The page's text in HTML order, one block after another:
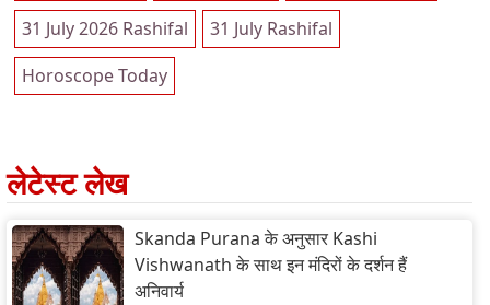
31 July 2026 Rashifal
31 July Rashifal
Horoscope Today
लेटेस्ट लेख
Skanda Purana के अनुसार Kashi
Vishwanath के साथ इन मंदिरों के दर्शन हैं
अनिवार्य